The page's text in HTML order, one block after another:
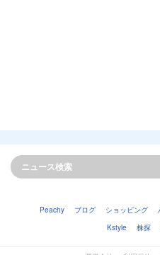
Peachy ブログ ショッピング
Kstyle
株探